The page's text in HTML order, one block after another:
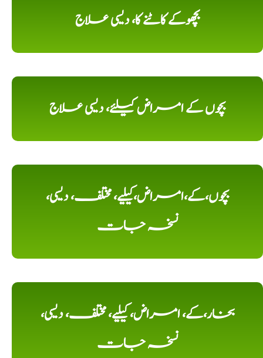
بچھوکے کاٹنے کا، دیسی علاج
بچوں کے امراض کیلئے، دیسی علاج
بچوں،کے،امراض،کیلیے، مختلف، دیسی،
نسخہ جات
بخار،کے، امراض، کیلیے، مختلف، دیسی،
نسخہ جات